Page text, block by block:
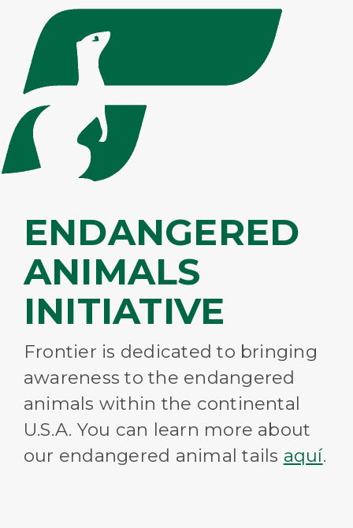
ENDANGERED
ANIMALS
INITIATIVE
Frontier is dedicated to bringing
awareness to the endangered
animals within the continental
U.S.A. You can learn more about
our endangered animal tails aquí.